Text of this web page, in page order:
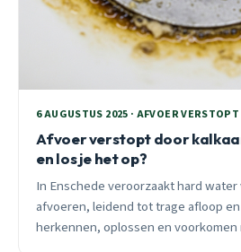
6 AUGUSTUS 2025 · AFVOER
Afvoer verstopt door
en los je het op?
In Enschede veroorzaakt hard water
afvoeren, leidend tot trage afloop
herkennen, oplossen en